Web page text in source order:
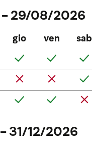
- 29/08/2026
gio ven sab
31/12/2026